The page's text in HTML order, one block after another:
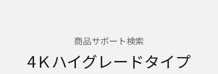
商品サポート検索
4Ｋハイグレードタイプ